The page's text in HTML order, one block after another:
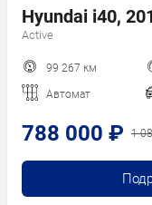
Hyundai i40,
Active
99 267 км
Автомат
788 000 ₽ 1